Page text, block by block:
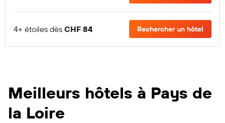
4+ étoiles dès CHF 84 Rechercher un hôtel
Meilleurs hôtels à Pays de
la Loire